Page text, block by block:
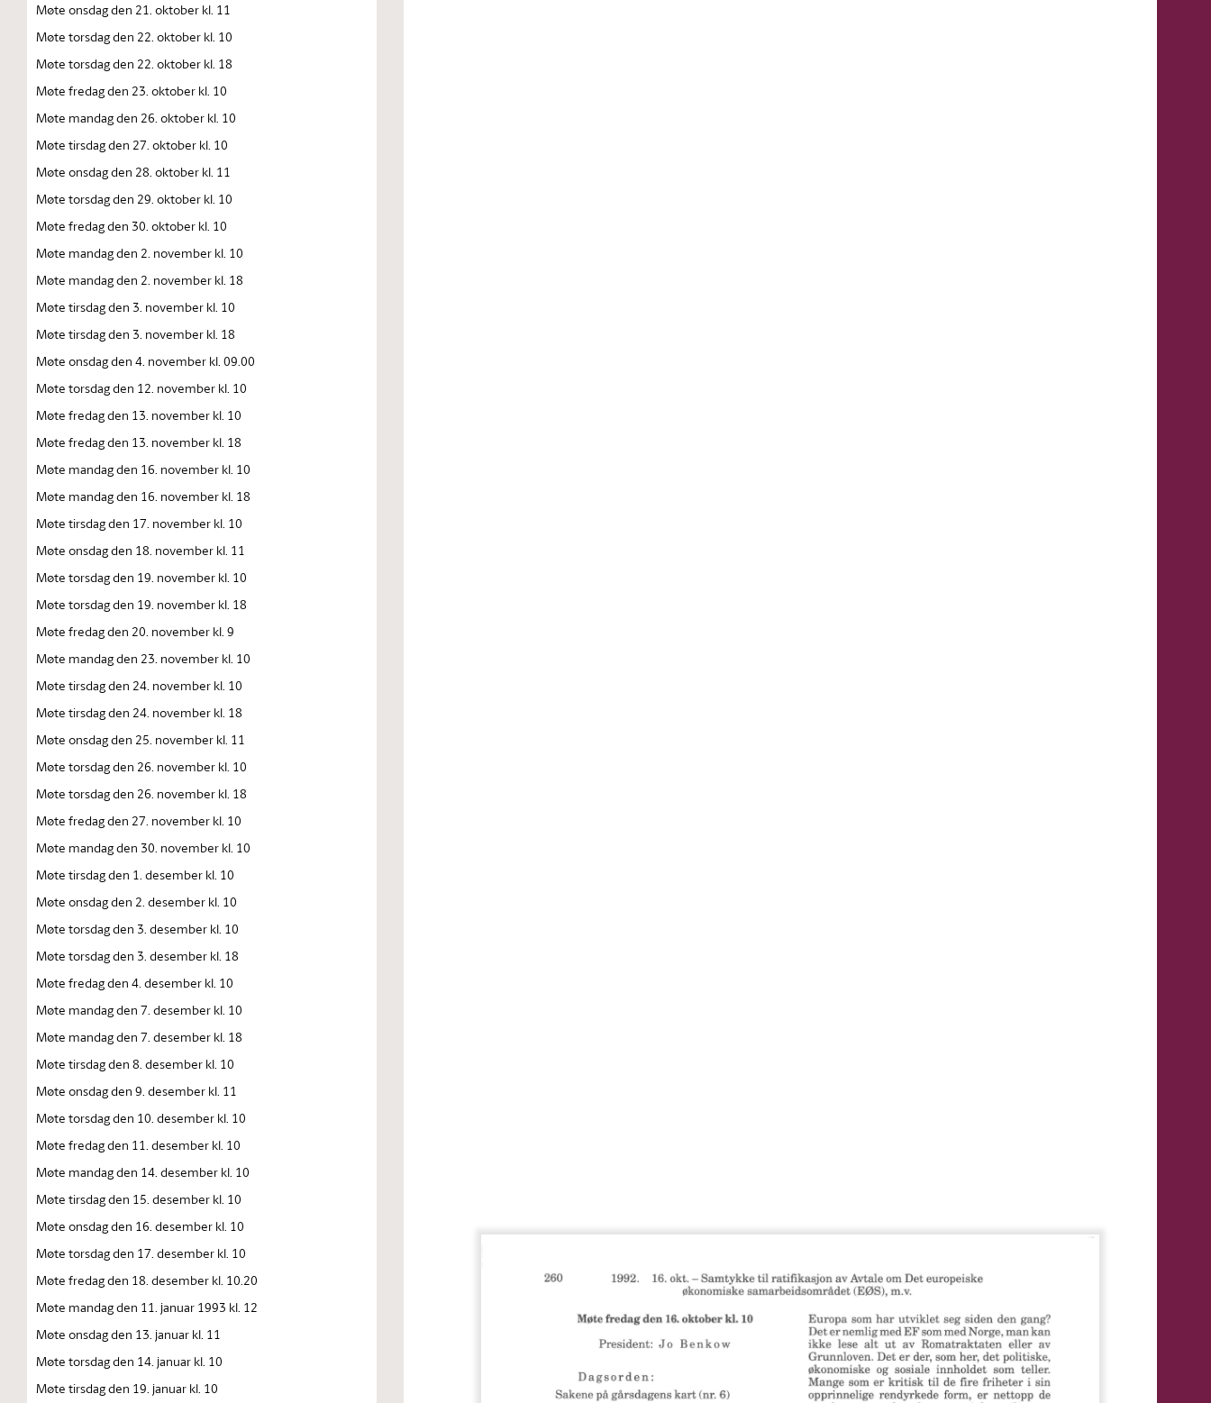
Møte onsdag den 21. oktober kl. 11
Møte torsdag den 22. oktober kl. 10
Møte torsdag den 22. oktober kl. 18
Møte fredag den 23. oktober kl. 10
Møte mandag den 26. oktober kl. 10
Møte tirsdag den 27. oktober kl. 10
Møte onsdag den 28. oktober kl. 11
Møte torsdag den 29. oktober kl. 10
Møte fredag den 30. oktober kl. 10
Møte mandag den 2. november kl. 10
Møte mandag den 2. november kl. 18
Møte tirsdag den 3. november kl. 10
Møte tirsdag den 3. november kl. 18
Møte onsdag den 4. november kl. 09.00
Møte torsdag den 12. november kl. 10
Møte fredag den 13. november kl. 10
Møte fredag den 13. november kl. 18
Møte mandag den 16. november kl. 10
Møte mandag den 16. november kl. 18
Møte tirsdag den 17. november kl. 10
Møte onsdag den 18. november kl. 11
Møte torsdag den 19. november kl. 10
Møte torsdag den 19. november kl. 18
Møte fredag den 20. november kl. 9
Møte mandag den 23. november kl. 10
Møte tirsdag den 24. november kl. 10
Møte tirsdag den 24. november kl. 18
Møte onsdag den 25. november kl. 11
Møte torsdag den 26. november kl. 10
Møte torsdag den 26. november kl. 18
Møte fredag den 27. november kl. 10
Møte mandag den 30. november kl. 10
Møte tirsdag den 1. desember kl. 10
Møte onsdag den 2. desember kl. 10
Møte torsdag den 3. desember kl. 10
Møte torsdag den 3. desember kl. 18
Møte fredag den 4. desember kl. 10
Møte mandag den 7. desember kl. 10
Møte mandag den 7. desember kl. 18
Møte tirsdag den 8. desember kl. 10
Møte onsdag den 9. desember kl. 11
Møte torsdag den 10. desember kl. 10
Møte fredag den 11. desember kl. 10
Møte mandag den 14. desember kl. 10
Møte tirsdag den 15. desember kl. 10
Møte onsdag den 16. desember kl. 10
Møte torsdag den 17. desember kl. 10
Møte fredag den 18. desember kl. 10.20
Møte mandag den 11. januar 1993 kl. 12
Møte onsdag den 13. januar kl. 11
Møte torsdag den 14. januar kl. 10
Møte tirsdag den 19. januar kl. 10